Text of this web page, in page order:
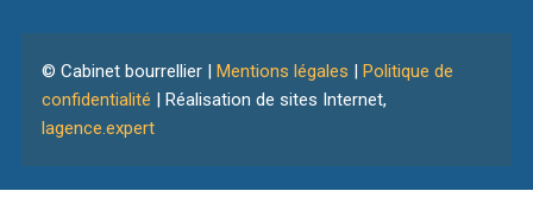
© Cabinet bourrellier | Mentions légales | Politique de
confidentialité | Réalisation de sites Internet,
lagence.expert